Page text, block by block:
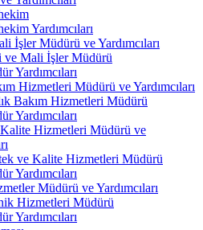
Yardımcıları
İşler Müdürü ve Yardımcıları
ve Mali İşler Müdürü
Yardımcıları
Hizmetleri Müdürü ve Yardımcıları
Bakım Hizmetleri Müdürü
Yardımcıları
Hizmetleri Müdürü ve
ve Kalite Hizmetleri Müdürü
Yardımcıları
Müdürü ve Yardımcıları
Hizmetleri Müdürü
Yardımcıları